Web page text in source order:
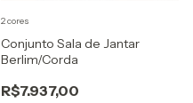
Conjunto Sala de Jantar
Berlim/Corda
R$7.937,00
2 cores